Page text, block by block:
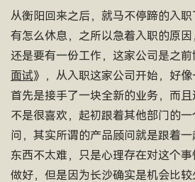
从衡阳回来之后，就马不停蹄的入
有怎么休息，之所以急着入职的原因
还是要有一份工作，这家公司是之
面试》，从入职这家公司开始，好像
首先是接手了一块全新的业务，而且
不是很喜欢，起初跟着其他部门的
问，其实所谓的产品顾问就是跟着一
东西不太难，只是心理存在对这个
做好，但是因为长沙确实是机会比